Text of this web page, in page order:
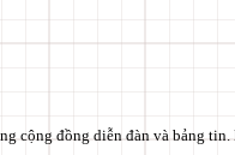
cộng đồng diễn đàn và bảng tin.